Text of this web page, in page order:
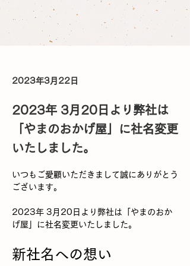
2023年3月22日
2023年 3月20日より弊社は
「やまのおかげ屋」に社名変更
いたしました。
いつもご愛顧いただきまして誠にありがとう
ございます。
2023年 3月20日より弊社は「やまのおか
げ屋」に社名変更いたしました。
新社名への想い